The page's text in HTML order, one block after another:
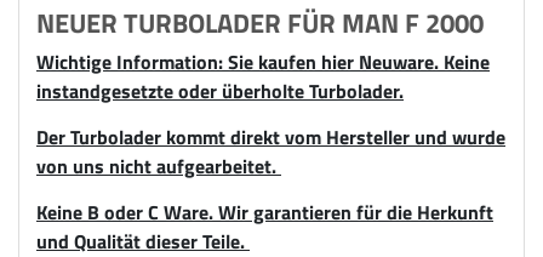
NEUER TURBOLADER FÜR MAN F 2000
Wichtige Information: Sie kaufen hier Neuware. Keine
instandgesetzte oder überholte Turbolader.
Der Turbolader kommt direkt vom Hersteller und wurde
von uns nicht aufgearbeitet.
Keine B oder C Ware. Wir garantieren für die Herkunft
und Qualität dieser Teile.